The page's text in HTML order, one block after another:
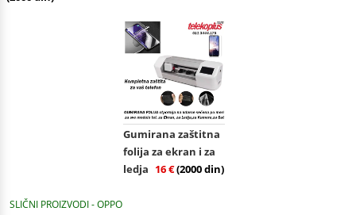
Gumirana zaštitna
folija za ekran i za
ledja 16 €(2000 din)
SLIČNI PROIZVODI - OPPO